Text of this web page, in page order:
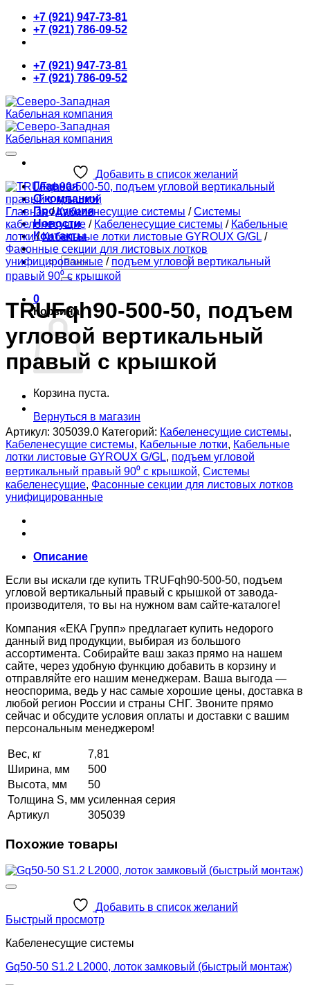
Skip
content
+7 (921) 947-73-81
+7 (921) 786-09-52
+7 (921) 947-73-81
+7 (921) 786-09-52
Главная
О компании
Продукция
Новости
Контакты
Искать:
0
Корзина
Корзина пуста.
Вернуться в магазин
Добавить в список желаний
Главная / Кабеленесущие системы / Системы
кабеленесущие / Кабеленесущие системы / Кабельные
лотки / Кабельные лотки листовые GYROUX G/GL /
Фасонные секции для листовых лотков
унифицированные / подъем угловой вертикальный
правый 90⁰ с крышкой
TRUFqh90-500-50, подъем
угловой вертикальный
правый с крышкой
Артикул: 305039.0 Категорий: Кабеленесущие системы,
Кабеленесущие системы, Кабельные лотки, Кабельные
лотки листовые GYROUX G/GL, подъем угловой
вертикальный правый 90⁰ с крышкой, Системы
кабеленесущие, Фасонные секции для листовых лотков
унифицированные
Описание
Если вы искали где купить TRUFqh90-500-50, подъем
угловой вертикальный правый с крышкой от завода-
производителя, то вы на нужном вам сайте-каталоге!
Компания «ЕКА Групп» предлагает купить недорого
данный вид продукции, выбирая из большого
ассортимента. Собирайте ваш заказ прямо на нашем
сайте, через удобную функцию добавить в корзину и
отправляйте его нашим менеджерам. Ваша выгода —
неоспорима, ведь у нас самые хорошие цены, доставка в
любой регион России и страны СНГ. Звоните прямо
сейчас и обсудите условия оплаты и доставки с вашим
персональным менеджером!
Вес, кг
7,81
Ширина, мм
500
Высота, мм
50
Толщина S, мм усиленная серия
Артикул
305039
Похожие товары
Добавить в список желаний
Быстрый просмотр
Кабеленесущие системы
Gq50-50 S1.2 L2000, лоток замковый (быстрый монтаж)